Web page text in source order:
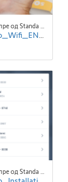
3 Године пре од Standa Blaha
App_Pro_Wifi_EN_screen1.png
3 Године пре од Standa Blaha